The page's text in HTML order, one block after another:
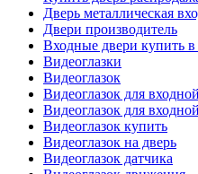
Дверь металлическая
Двери производитель
Входные двери купить
Видеоглазки
Видеоглазок
Видеоглазок для входной
Видеоглазок для
Видеоглазок купить
Видеоглазок на дверь
Видеоглазок датчика